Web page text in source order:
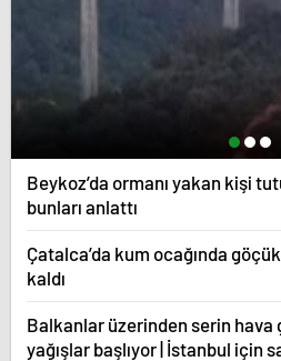
Beykoz’da ormanı yakan kişi
bunları anlattı
Çatalca’da kum ocağında
kaldı
Balkanlar üzerinden serin hava
yağışlar başlıyor | İstanbul için